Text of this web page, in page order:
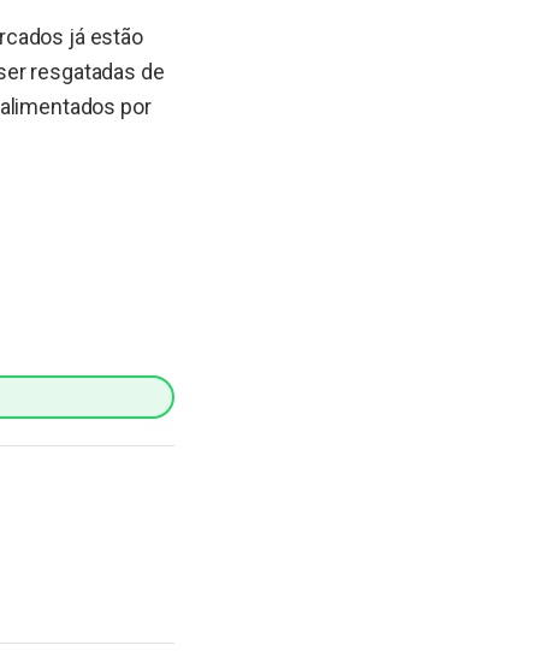
já estão
resgatadas de
por